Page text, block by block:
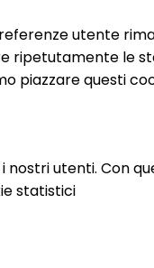
utente
ripetutamente le
piazzare questi
nostri utenti. Con
statistici